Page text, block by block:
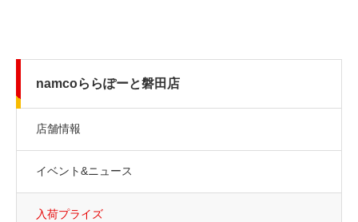
namcoららぽーと磐田店
店舗情報
イベント&ニュース
入荷プライズ